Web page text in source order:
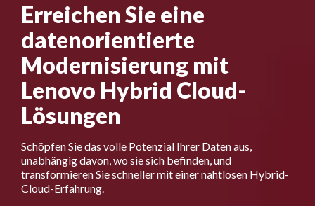
Erreichen Sie eine
datenorientierte
Modernisierung mit
Lenovo Hybrid Cloud-
Lösungen
Schöpfen Sie das volle Potenzial Ihrer Daten aus,
unabhängig davon, wo sie sich befinden, und
transformieren Sie schneller mit einer nahtlosen Hybrid-
Cloud-Erfahrung.